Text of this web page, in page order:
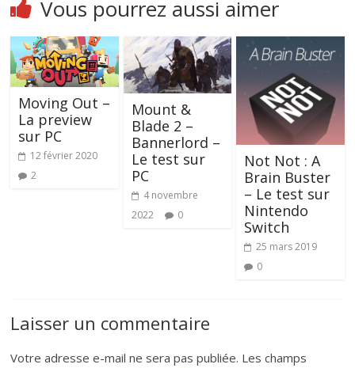
Vous pourrez aussi aimer
Moving Out –
La preview
sur PC
12 février 2020
2
Mount &
Blade 2 –
Bannerlord –
Le test sur
PC
4 novembre
2022
0
Not Not : A
Brain Buster
– Le test sur
Nintendo
Switch
25 mars 2019
0
Laisser un commentaire
Votre adresse e-mail ne sera pas publiée. Les champs